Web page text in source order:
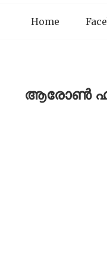
Home
ആരോൺ